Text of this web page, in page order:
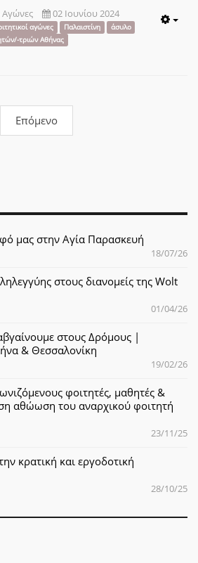
Αγώνες 02 Ιουνίου 2024
αγώνες Παλαιστίνη
άσυλο
τριών Αθήνας
Επόμενο
μας στην Αγία Παρασκευή
18/07/26
στους διανομείς της Wolt
01/04/26
στους Δρόμους |
& Θεσσαλονίκη
19/02/26
φοιτητές, μαθητές &
αθώωση του αναρχικού φοιτητή
23/11/25
κρατική και εργοδοτική
28/10/25